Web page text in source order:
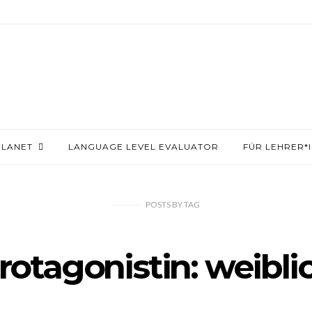
LANGUAGE LEVEL EVALUATOR FÜR
POSTS BYTAG